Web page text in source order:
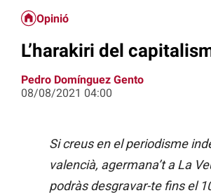
Opinió
L’harakiri del
Pedro Domínguez Gento
08/08/2021 04:00
Si creus en el periodisme
valencià, agermana’t a La
podràs desgravar-te fins el